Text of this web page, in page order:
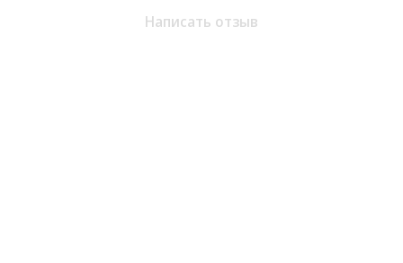
Написать отзыв